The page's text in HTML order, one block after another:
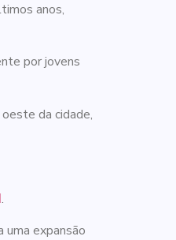
anos,
por jovens
da cidade,
.
uma expansão